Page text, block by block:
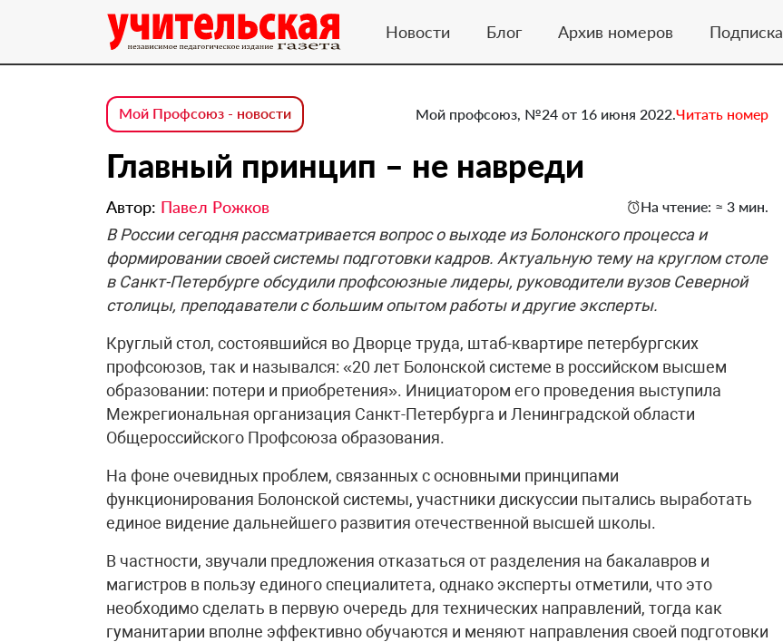
Новости Блог Архив номеров Подписка
Мой Профсоюз - новости Мой профсоюз, №24 от 16 июня 2022.Читать номер
Главный принцип – не навреди
Автор: Павел Рожков На чтение: ≈ 3 мин.
В России сегодня рассматривается вопрос о выходе из Болонского процесса и
формировании своей системы подготовки кадров. Актуальную тему на круглом столе
в Санкт-Петербурге обсудили профсоюзные лидеры, руководители вузов Северной
столицы, преподаватели с большим опытом работы и другие эксперты.
Круглый стол, состоявшийся во Дворце труда, штаб-квартире петербургских
профсоюзов, так и назывался: «20 лет Болонской системе в российском высшем
образовании: потери и приобретения». Инициатором его проведения выступила
Межрегиональная организация Санкт-Петербурга и Ленинградской области
Общероссийского Профсоюза образования.
На фоне очевидных проблем, связанных с основными принципами
функционирования Болонской системы, участники дискуссии пытались выработать
единое видение дальнейшего развития отечественной высшей школы.
В частности, звучали предложения отказаться от разделения на бакалавров и
магистров в пользу единого специалитета, однако эксперты отметили, что это
необходимо сделать в первую очередь для технических направлений, тогда как
гуманитарии вполне эффективно обучаются и меняют направления своей подготовки